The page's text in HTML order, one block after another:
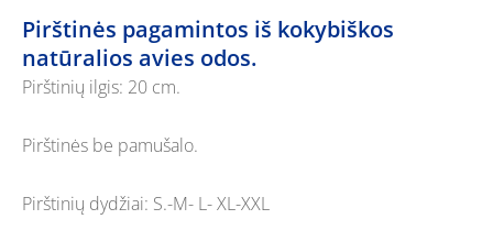
Pirštinės pagamintos iš kokybiškos
natūralios avies odos.
Pirštinių ilgis: 20 cm.
Pirštinės be pamušalo.
Pirštinių dydžiai: S.-M- L- XL-XXL